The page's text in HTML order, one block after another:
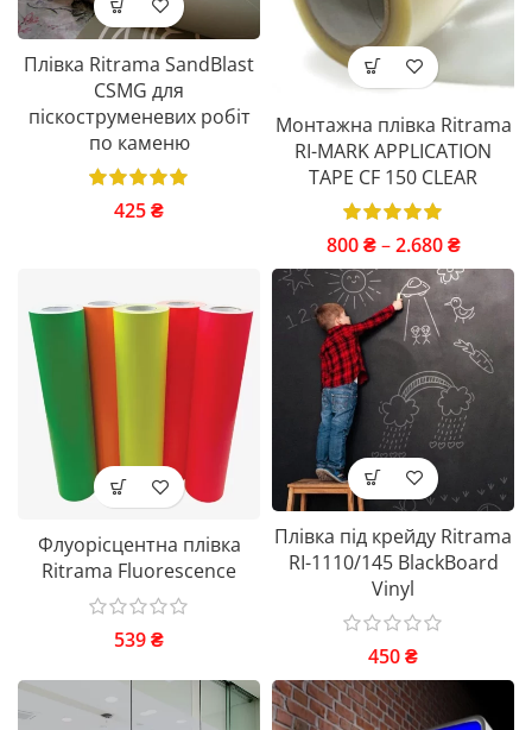
Плівка Ritrama SandBlast
CSMG для
піскоструменевих робіт
по каменю
425₴
Монтажна плівка Ritrama
RI-MARK APPLICATION
TAPE CF 150 CLEAR
800₴ – 2.680₴
Флуорісцентна плівка
Ritrama Fluorescence
539₴
Плівка під крейду Ritrama
RI-1110/145 BlackBoard
Vinyl
450₴